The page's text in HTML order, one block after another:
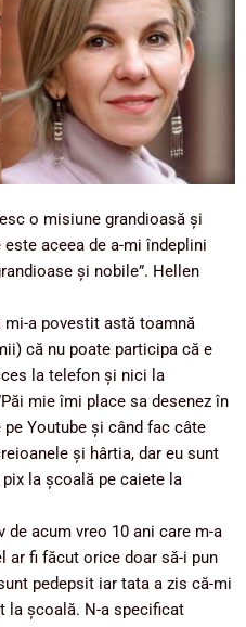
o misiune grandioasă şi
aceea de a-mi îndeplini
şi nobile”. Hellen
mi-a povestit astă toamnă
că nu poate participa că e
la telefon și nici la
mie îmi place sa desenez în
Youtube și când fac câte
și hârtia, dar eu sunt
la școală pe caiete la
de acum vreo 10 ani care m-a
ar fi făcut orice doar să-i pun
pedepsit iar tata a zis că-mi
la școală. N-a specificat